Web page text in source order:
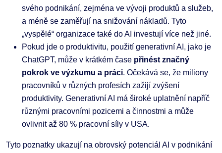
svého podnikání, zejména ve vývoji produktů a služeb,
a méně se zaměřují na snižování nákladů. Tyto
„vyspělé“ organizace také do AI investují více než jiné​​.
Pokud jde o produktivitu, použití generativní AI, jako je
ChatGPT, může v krátkém čase přinést značný
pokrok ve výzkumu a práci. Očekává se, že miliony
pracovníků v různých profesích zažijí zvýšení
produktivity​​. Generativní AI má široké uplatnění napříč
různými pracovními pozicemi a činnostmi a může
ovlivnit až 80 % pracovní síly v USA​​.
Tyto poznatky ukazují na obrovský potenciál AI v podnikání